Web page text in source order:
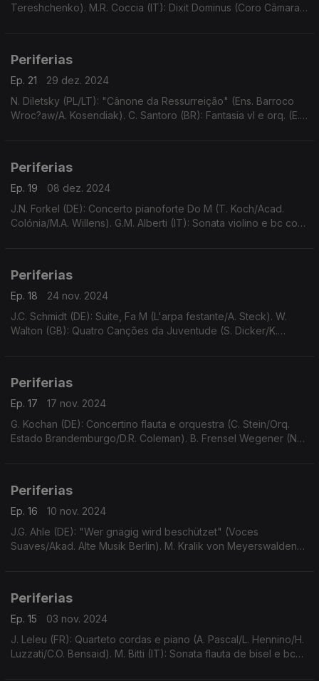
Tereshchenko). M.R. Coccia (IT): Dixit Dominus (Coro Câmara
Periferias
Ep. 21
29 dez. 2024
N. Diletsky (PL/LT): "Cânone da Ressurreição" (Ens. Barroco
Wroc?aw/A. Kosendiak). C. Santoro (BR): Fantasia vl e orq. (E.
Periferias
Ep. 19
08 dez. 2024
J.N. Forkel (DE): Concerto pianoforte Do M (T. Koch/Acad.
Colónia/M.A. Willens). G.M. Alberti (IT): Sonata violino e bc cont.
Periferias
Ep. 18
24 nov. 2024
J.C. Schmidt (DE): Suite, Fa M (L'arpa festante/A. Steck). W.
Walton (GB): Quatro Canções da Juventude (S. Dicker/K.
Periferias
Ep. 17
17 nov. 2024
G. Kochan (DE): Concertino flauta e orquestra (C. Stein/Orq.
Estado Brandemburgo/D.R. Coleman). B. Frensel Wegener (NL):
Periferias
Ep. 16
10 nov. 2024
J.G. Ahle (DE): "Wer gnägig wird beschützet" (Voces
Suaves/Akad. Alte Musik Berlin). M. Kralik von Meyerswalden
Periferias
Ep. 15
03 nov. 2024
J. Leleu (FR): Quarteto cordas e piano (A. Pascal/L. Hennino/H.
Luzzati/C.O. Bensaid). M. Bitti (IT): Sonata flauta de bisel e bc